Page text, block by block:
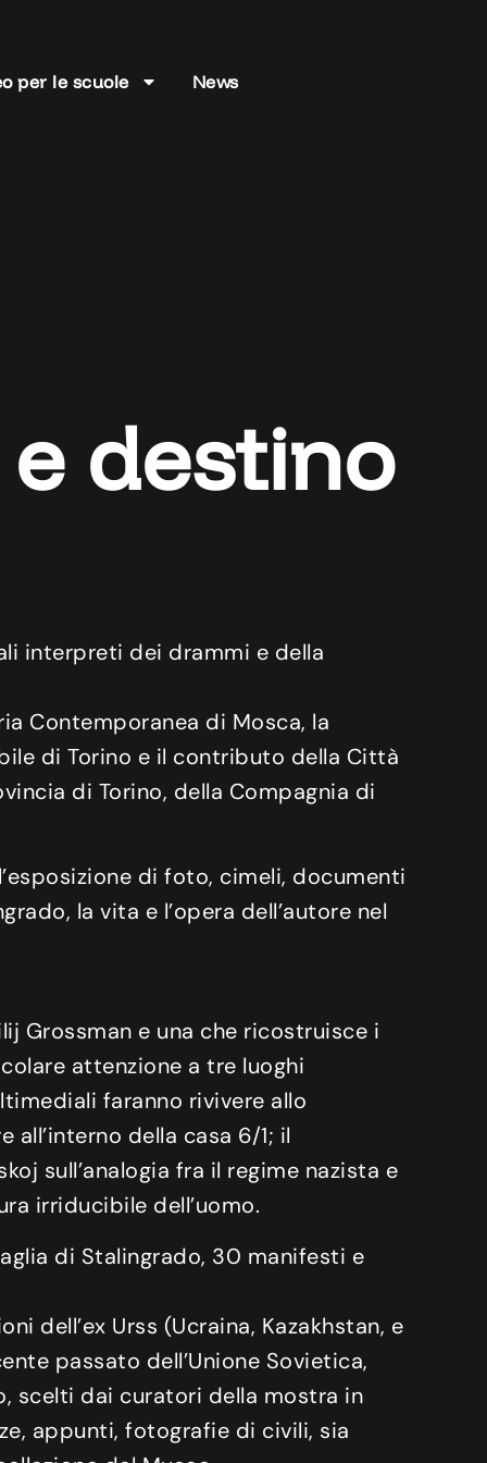
per le scuole News
destino
interpreti dei drammi e della
Contemporanea di Mosca, la
di Torino e il contributo della Città
di Torino, della Compagnia di
di foto, cimeli, documenti
la vita e l’opera dell’autore nel
Grossman e una che ricostruisce i
attenzione a tre luoghi
faranno rivivere allo
della casa 6/1; il
sull’analogia fra il regime nazista e
irriducibile dell’uomo.
di Stalingrado, 30 manifesti e
dell’ex Urss (Ucraina, Kazakhstan, e
passato dell’Unione Sovietica,
scelti dai curatori della mostra in
appunti, fotografie di civili, sia